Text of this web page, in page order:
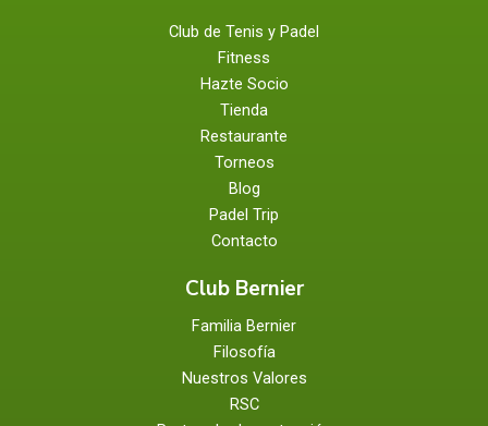
Club de Tenis y Padel
Fitness
Hazte Socio
Tienda
Restaurante
Torneos
Blog
Padel Trip
Contacto
Club Bernier
Familia Bernier
Filosofía
Nuestros Valores
RSC